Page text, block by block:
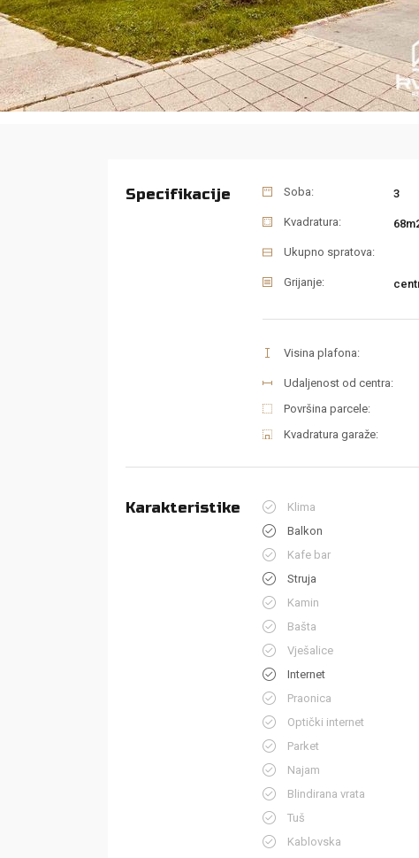
Specifikacije Soba: 3
Kvadratura:
Ukupno spratova:
Grijanje:
Visina plafona:
Udaljenost od centra:
Površina parcele:
Kvadratura garaže:
Karakteristike Klima
Balkon
Kafe bar
Struja
Kamin
Bašta
Vješalice
Internet
Praonica
Optički internet
Parket
Najam
Blindirana vrata
Tuš
Kablovska